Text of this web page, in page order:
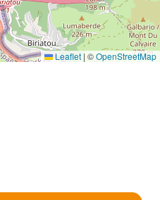
Leaflet | ©OpenStreetMap